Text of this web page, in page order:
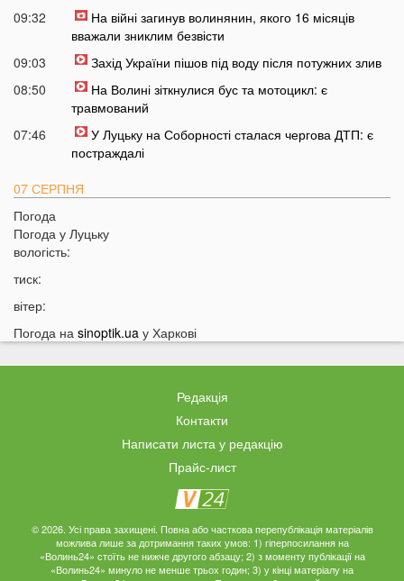
09:32
На війні загинув волинянин, якого 16 місяців
вважали зниклим безвісти
09:03
Захід України пішов під воду після потужних злив
08:50
На Волині зіткнулися бус та мотоцикл: є
травмований
07:46
У Луцьку на Соборності сталася чергова ДТП: є
постраждалі
07 СЕРПНЯ
20:31
20:17
19:30
Назвали найжадібніших чоловіків за знаком Зодіаку
19:15
Ці речі категорично заборонено робити під час грози
На заході України чоловік впіймав 10-кілограмову
Українці можуть вивести гроші з мобільного рахунку
на картку, але є важлива умова
17:53
Затяжна війна та важка зима: тривожний прогноз для
України
На Волині військові ТЦК вибили вікно авто у
Погода
Погода у Луцьку
вологість:
тиск:
вітер:
Погода на sinoptik.ua у Харкові
Редакція
Контакти
Написати листа у редакцію
Прайс-лист
© 2026. Усі права захищені. Повна або часткова перепублікація матеріалів
можлива лише за дотримання таких умов: 1) гіперпосилання на
«Волинь24» стоїть не нижче другого абзацу; 2) з моменту публікації на
«Волинь24» минуло не менше трьох годин; 3) у кінці матеріалу на